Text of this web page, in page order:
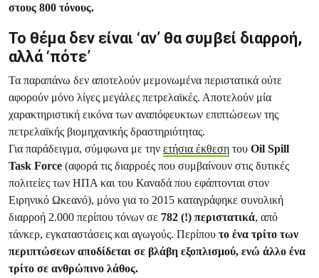
στους 800 τόνους.
Το θέμα δεν είναι ‘αν’ θα συμβεί διαρροή,
αλλά ‘πότε’
Τα παραπάνω δεν αποτελούν μεμονωμένα περιστατικά ούτε
αφορούν μόνο λίγες μεγάλες πετρελαϊκές. Αποτελούν μία
χαρακτηριστική εικόνα των αναπόφευκτων επιπτώσεων της
πετρελαϊκής βιομηχανικής δραστηριότητας.
Για παράδειγμα, σύμφωνα με την ετήσια έκθεση του Oil Spill
Task Force (αφορά τις διαρροές που συμβαίνουν στις δυτικές
πολιτείες των ΗΠΑ και του Καναδά που εφάπτονται στον
Ειρηνικό Ωκεανό), μόνο για το 2015 καταγράφηκε συνολική
διαρροή 2.000 περίπου τόνων σε 782 (!) περιστατικά, από
τάνκερ, εγκαταστάσεις και αγωγούς. Περίπου το ένα τρίτο των
περιπτώσεων αποδίδεται σε βλάβη εξοπλισμού, ενώ άλλο ένα
τρίτο σε ανθρώπινο λάθος.